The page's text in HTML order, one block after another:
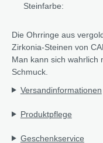
Steinfarbe:
Die Ohrringe aus
Zirkonia-Steinen von
Man kann sich wahrlich
Schmuck.
Versandinformationen
Produktpflege
Geschenkservice